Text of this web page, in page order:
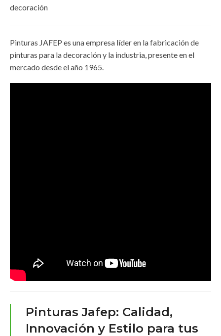
decoración
Pinturas JAFEP es una empresa líder en la fabricación de
pinturas para la decoración y la industria, presente en el
mercado desde el año 1965.
Pinturas Jafep: Calidad,
Innovación y Estilo para tus